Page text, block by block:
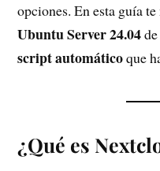
opciones. En esta guía
Ubuntu Server 24.04
script automáticoque
¿Qué es